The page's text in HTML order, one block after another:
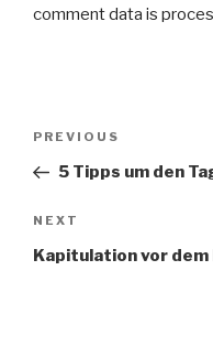
comment data is
Previous
Post
PREVIOUS
5 Tipps um den
Next
Post
NEXT
Kapitulation vor